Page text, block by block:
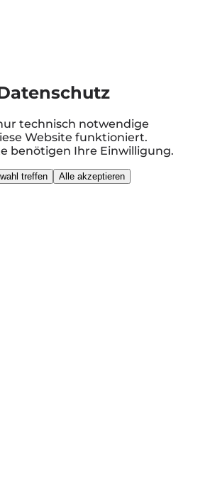
technisch notwendige
Website funktioniert.
benötigen Ihre Einwilligung.
treffen Alle akzeptieren